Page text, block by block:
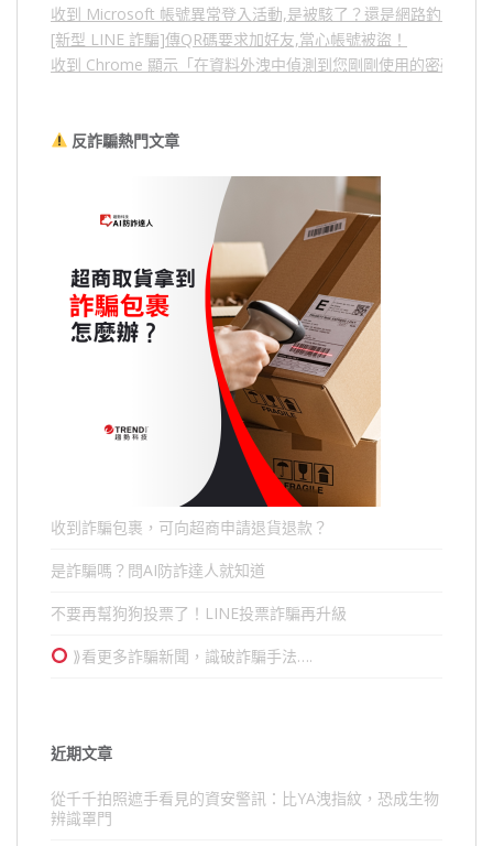
收到 Microsoft 帳號異常登入活動,是被駭了？還是網路釣魚？
[新型 LINE 詐騙]傳QR碼要求加好友,當心帳號被盜！
收到 Chrome 顯示「在資料外洩中偵測到您剛剛使用的密碼」
反詐騙熱門文章
收到詐騙包裹，可向超商申請退貨退款？
是詐騙嗎？問AI防詐達人就知道
不要再幫狗狗投票了！LINE投票詐騙再升級
⟫看更多詐騙新聞，識破詐騙手法….
近期文章
從千千拍照遮手看見的資安警訊：比YA洩指紋，恐成生物
辨識罩門